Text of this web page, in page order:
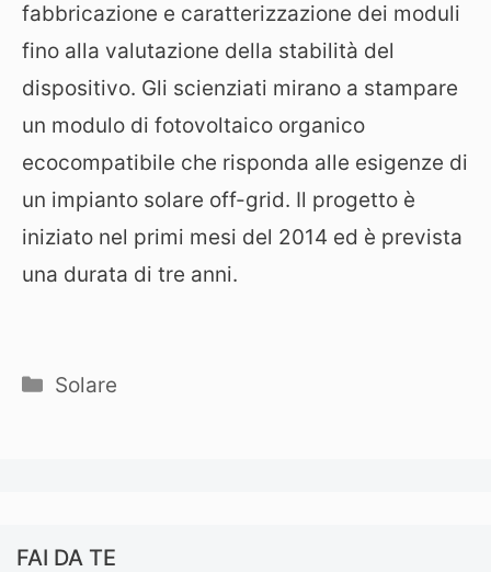
fabbricazione e caratterizzazione dei moduli
fino alla valutazione della stabilità del
dispositivo. Gli scienziati mirano a stampare
un modulo di fotovoltaico organico
ecocompatibile che risponda alle esigenze di
un impianto solare off-grid. Il progetto è
iniziato nel primi mesi del 2014 ed è prevista
una durata di tre anni.
Categorie
Solare
FAI DA TE